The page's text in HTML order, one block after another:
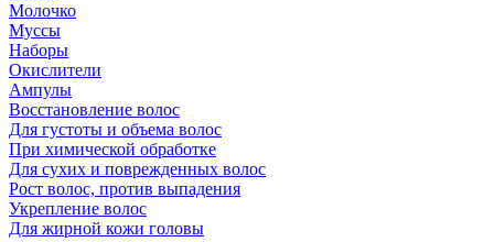
Молочко
Муссы
Наборы
Окислители
Ампулы
Восстановление волос
Для густоты и объема волос
При химической обработке
Для сухих и поврежденных волос
Рост волос, против выпадения
Укрепление волос
Для жирной кожи головы